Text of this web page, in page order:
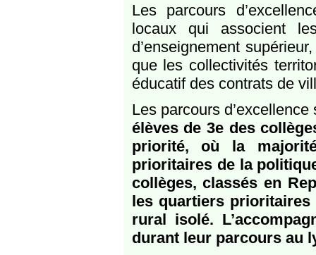
Les parcours
locaux qui associent
d’enseignement
que les collectivités
éducatif des contrats de
Les parcours
élèves de 3e des
priorité, où la
prioritaires de la
collèges, classés en
les quartiers
rural isolé.
durant leur parcours au